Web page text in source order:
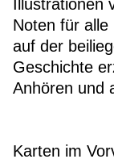
Illustrationen
Noten für alle
auf der
Geschichte
Anhören und
Karten im